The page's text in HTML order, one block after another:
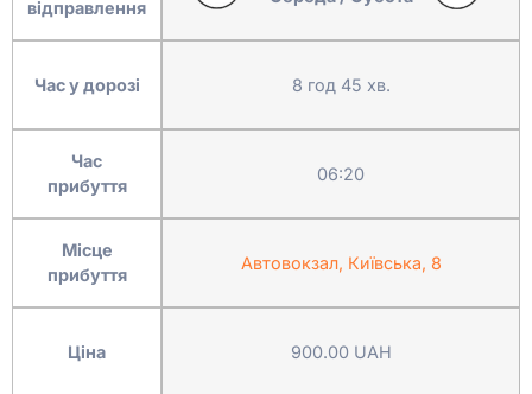
відправлення
Час у дорозі
Час
прибуття
Місце
прибуття
Ціна
8 год 45 хв.
06:20
Автовокзал, Київська, 8
900.00 UAH